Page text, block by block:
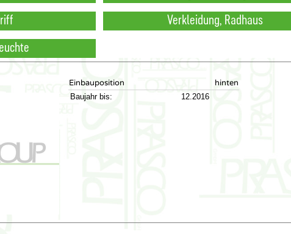
Verkleidung, Radhaus
Einbauposition hinten
Baujahr bis: 12.2016